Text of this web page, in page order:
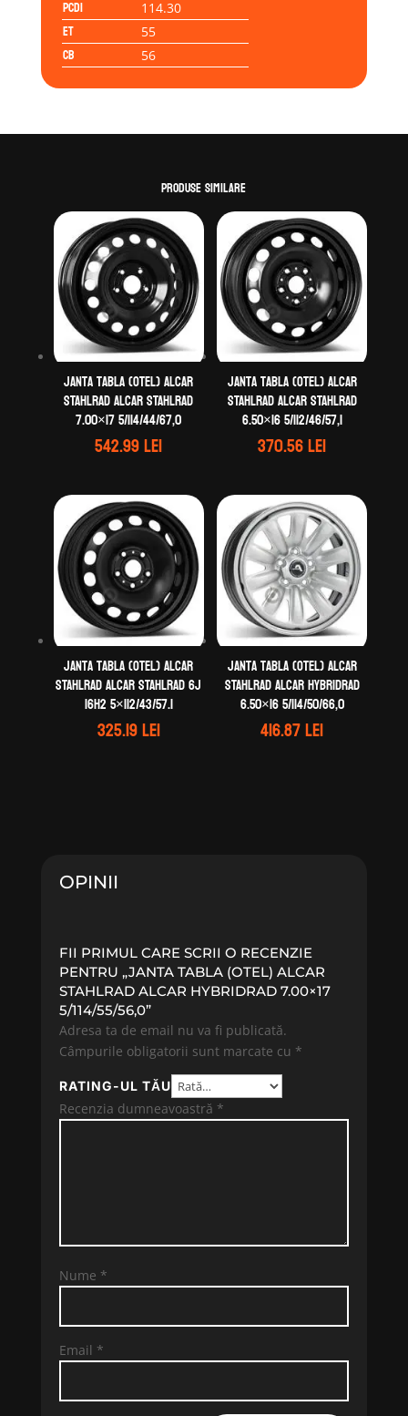
PCD1 114.30
ET 55
CB 56
Produse similare
Janta tabla (otel) ALCAR
STAHLRAD ALCAR STAHLRAD
7.00×17 5/114/44/67,0
542.99lei
Janta tabla (otel) ALCAR
STAHLRAD ALCAR STAHLRAD
6.50×16 5/112/46/57,1
370.56lei
Janta tabla (otel) ALCAR
STAHLRAD ALCAR STAHLRAD 6J
16H2 5×112/43/57.1
325.19lei
Janta tabla (otel) ALCAR
STAHLRAD ALCAR HYBRIDRAD
6.50×16 5/114/50/66,0
416.87lei
OPINII
FII PRIMUL CARE SCRII O RECENZIE
PENTRU „JANTA TABLA (OTEL) ALCAR
STAHLRAD ALCAR HYBRIDRAD 7.00×17
5/114/55/56,0”
Adresa ta de email nu va fi publicată.
Câmpurile obligatorii sunt marcate cu *
RATING-UL TĂU
Recenzia dumneavoastră *
Nume *
Email *